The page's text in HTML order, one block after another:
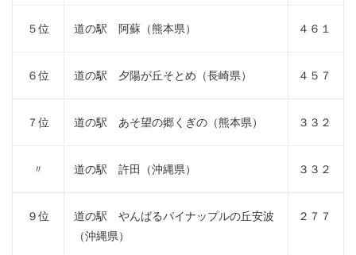
５位 道の駅 阿蘇（熊本県） ４６１
６位 道の駅 夕陽が丘そとめ（長崎県） ４５７
７位 道の駅 あそ望の郷くぎの（熊本県） ３３２
〃 道の駅 許田（沖縄県） ３３２
９位
道の駅 やんばるパイナップルの丘安波
（沖縄県）
２７７